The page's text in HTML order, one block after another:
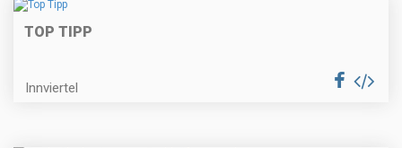
TOP TIPP
Innviertel